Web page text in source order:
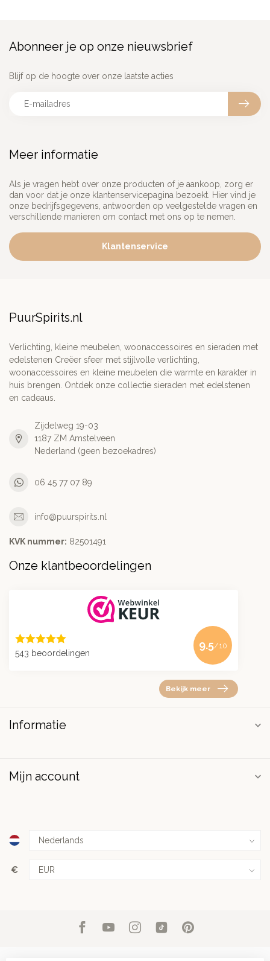
Meer informatie
Als je vragen hebt over onze producten of je aankoop, zorg er
dan voor dat je onze klantenservicepagina bezoekt. Hier vind je
onze bedrijfsgegevens, antwoorden op veelgestelde vragen en
verschillende manieren om contact met ons op te nemen.
Klantenservice
Abonneer je op onze nieuwsbrief
Blijf op de hoogte over onze laatste acties
PuurSpirits.nl
Verlichting, kleine meubelen, woonaccessoires en sieraden met
edelstenen Creëer sfeer met stijlvolle verlichting,
woonaccessoires en kleine meubelen die warmte en karakter in
huis brengen. Ontdek onze collectie sieraden met edelstenen
en cadeaus.
Zijdelweg 19-03
1187 ZM Amstelveen
Nederland (geen bezoekadres)
06 45 77 07 89
info@puurspirits.nl
KVK nummer: 82501491
Onze klantbeoordelingen
543 beoordelingen
9.5/10
Bekijk meer
Informatie
Mijn account
€